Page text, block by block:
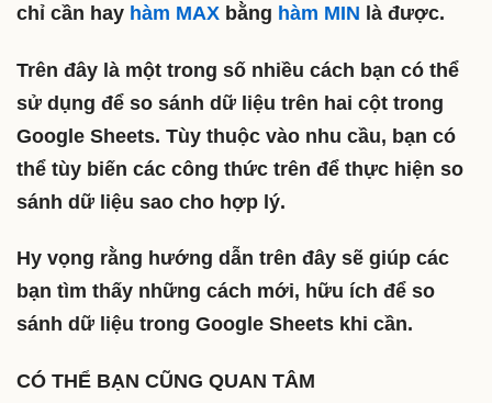
chỉ cần hay hàm MAX bằng hàm MIN là được.
Trên đây là một trong số nhiều cách bạn có thể
sử dụng để so sánh dữ liệu trên hai cột trong
Google Sheets. Tùy thuộc vào nhu cầu, bạn có
thể tùy biến các công thức trên để thực hiện so
sánh dữ liệu sao cho hợp lý.
Hy vọng rằng hướng dẫn trên đây sẽ giúp các
bạn tìm thấy những cách mới, hữu ích để so
sánh dữ liệu trong Google Sheets khi cần.
CÓ THỂ BẠN CŨNG QUAN TÂM